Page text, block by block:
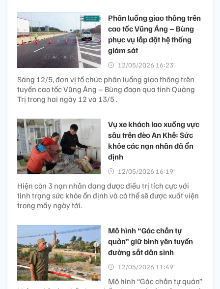
Phân luồng giao thông trên
cao tốc Vũng Áng – Bùng
phục vụ lắp đặt hệ thống
giám sát​
12/05/2026 16:23’
Sáng 12/5, đơn vị tổ chức phân luồng giao thông trên
tuyến cao tốc Vũng Áng – Bùng đoạn qua tỉnh Quảng
Trị trong hai ngày 12 và 13/5 .
Vụ xe khách lao xuống vực
sâu trên đèo An Khê: Sức
khỏe các nạn nhân đã ổn
định
12/05/2026 16:19’
Hiện còn 3 nạn nhân đang được điều trị tích cực với
tình trạng sức khỏe ổn định và có thể sẽ được xuất viện
trong mấy ngày tới.
Mô hình “Gác chắn tự
quản” giữ bình yên tuyến
đường sắt dân sinh
12/05/2026 11:49’
Mô hình “Gác chắn tự quản”